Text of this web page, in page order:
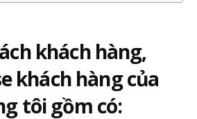
khách hàng,
khách hàng của
tôi gồm có: